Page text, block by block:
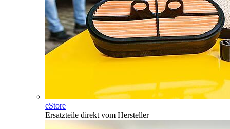
eStore
Ersatzteile direkt vom Hersteller